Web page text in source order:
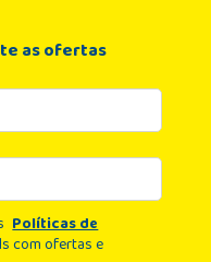
as ofertas
Políticas de
com ofertas e